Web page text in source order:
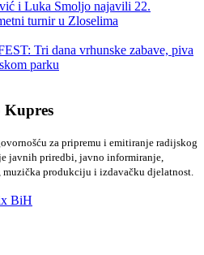
i Luka Smoljo najavili 22.
turnir u Zloselima
Tri dana vrhunske zabave, piva
parku
Kupres
za pripremu i emitiranje radijskog
javnih priredbi, javno informiranje,
produkciju i izdavačku djelatnost.
BiH